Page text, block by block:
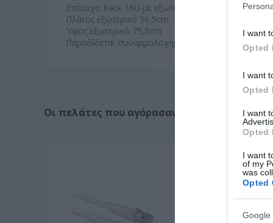
I want
Opted
I want
Opted
I want
Opted
I want
of my
was
Opted
Google
Επίτοιχο Rack 16U με εξωτερικό βάθος 60cm
Πλάτος εξωτερικό 56,5cm
Ύψος εξωτερικό 75,5cm
Παραδίδεται συναρμολογημένο. Περιέχει πίσω Rails
Οι πελάτες που αγόρασαν αυτό το προϊόν